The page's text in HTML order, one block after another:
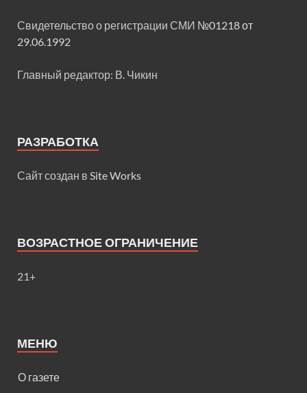
Свидетельство о регистрации СМИ №01218 от
29.06.1992
Главный редактор: В. Чикин
РАЗРАБОТКА
Сайт создан в Site Works
ВОЗРАСТНОЕ ОГРАНИЧЕНИЕ
21+
МЕНЮ
О газете